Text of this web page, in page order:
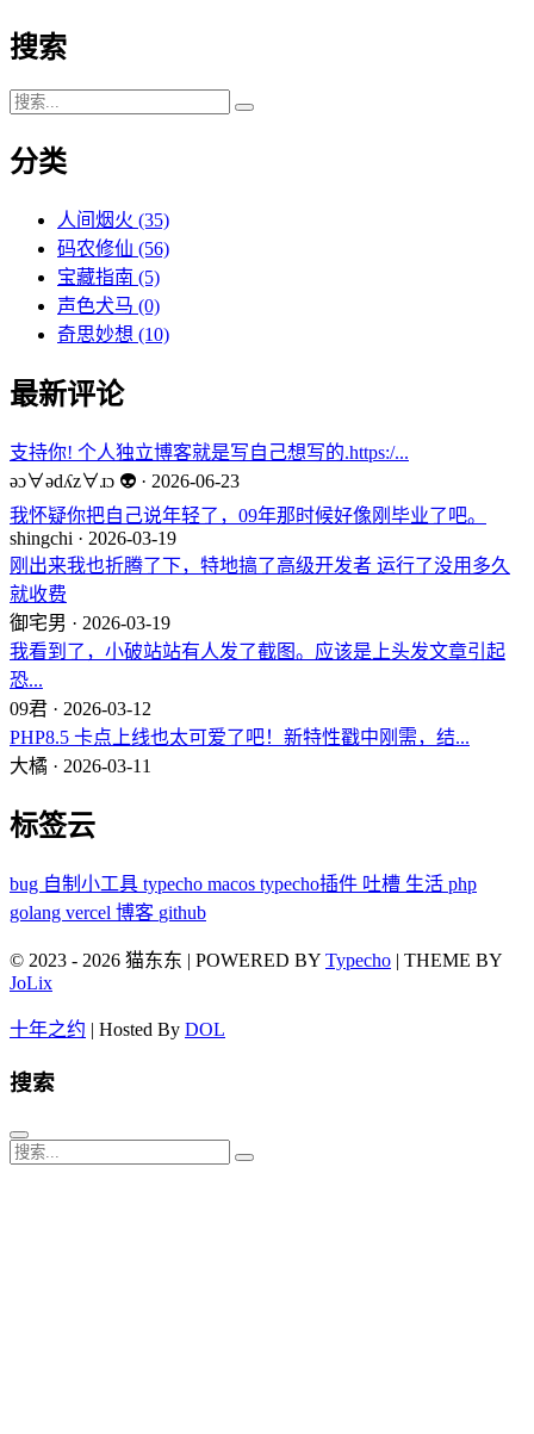
搜索
分类
人间烟火 (35)
码农修仙 (56)
宝藏指南 (5)
声色犬马 (0)
奇思妙想 (10)
最新评论
支持你! 个人独立博客就是写自己想写的.https:/...
ǝɔ∀ǝdʎz∀ɹɔ 👽 · 2026-06-23
我怀疑你把自己说年轻了，09年那时候好像刚毕业了吧。
shingchi · 2026-03-19
刚出来我也折腾了下，特地搞了高级开发者 运行了没用多久
就收费
御宅男 · 2026-03-19
我看到了，小破站站有人发了截图。应该是上头发文章引起
恐...
09君 · 2026-03-12
PHP8.5 卡点上线也太可爱了吧！新特性戳中刚需，结...
大橘 · 2026-03-11
标签云
bug 自制小工具 typecho macos typecho插件 吐槽 生活 php
golang vercel 博客 github
© 2023 - 2026 猫东东 | POWERED BY Typecho | THEME BY
JoLix
十年之约 | Hosted By DOL
搜索